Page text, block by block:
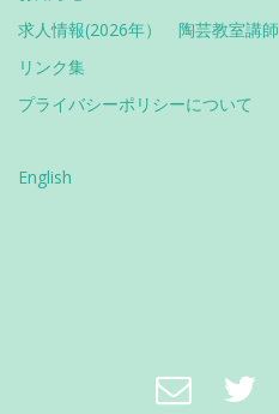
求人情報(2026年） 陶芸教室講師
リンク集
プライバシーポリシーについて
English